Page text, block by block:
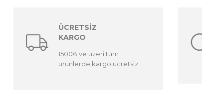
ÜCRETSİZ
KARGO
1500₺ ve üzeri tüm
ürünlerde kargo ücretsiz.